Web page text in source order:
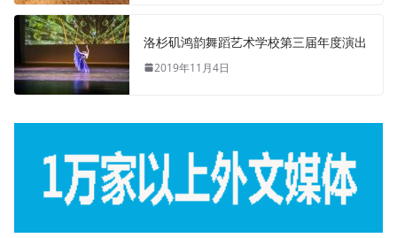
洛杉矶鸿韵舞蹈艺术学校第三届年度演出
2019年11月4日